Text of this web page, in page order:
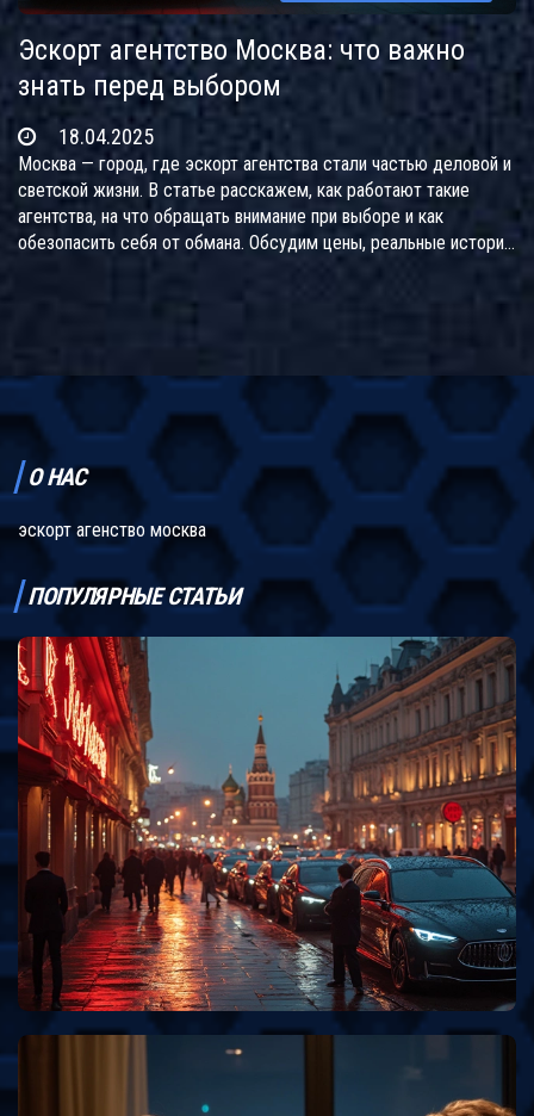
Эскорт агентство Москва: что важно
знать перед выбором
18.04.2025
Москва — город, где эскорт агентства стали частью деловой и
светской жизни. В статье расскажем, как работают такие
агентства, на что обращать внимание при выборе и как
обезопасить себя от обмана. Обсудим цены, реальные истории
и секреты индустрии. Разберёмся, почему грамотный выбор
О НАС
эскорт агенство москва
ПОПУЛЯРНЫЕ СТАТЬИ